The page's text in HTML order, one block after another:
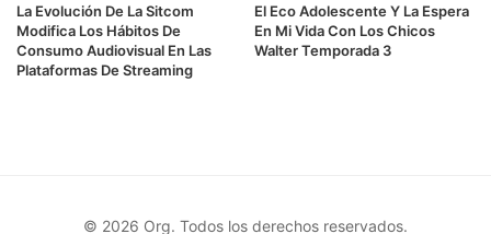
La Evolución De La Sitcom
Modifica Los Hábitos De
Consumo Audiovisual En Las
Plataformas De Streaming
El Eco Adolescente Y La Espera
En Mi Vida Con Los Chicos
Walter Temporada 3
© 2026 Org. Todos los derechos reservados.